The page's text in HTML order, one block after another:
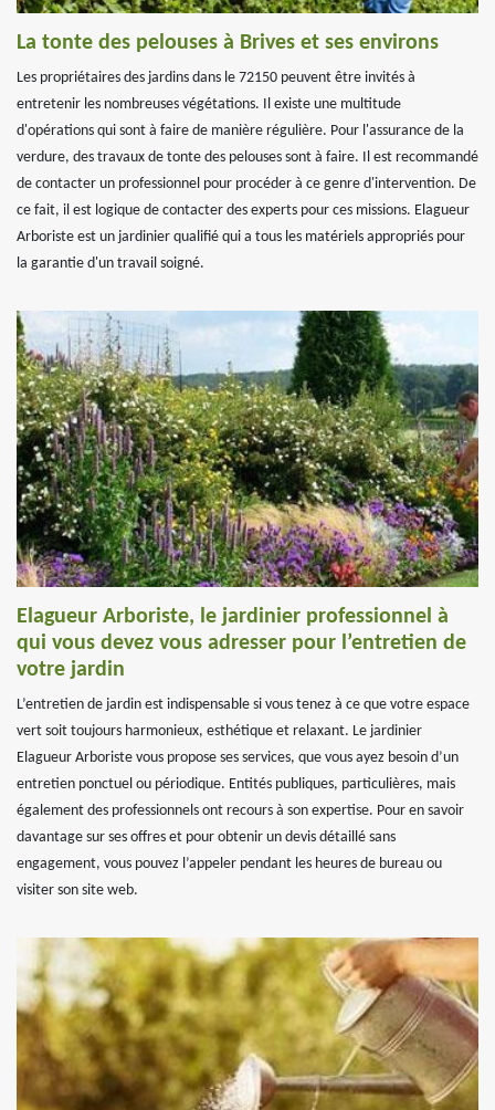
La tonte des pelouses à Brives et ses environs
Les propriétaires des jardins dans le 72150 peuvent être invités à
entretenir les nombreuses végétations. Il existe une multitude
d'opérations qui sont à faire de manière régulière. Pour l'assurance de la
verdure, des travaux de tonte des pelouses sont à faire. Il est recommandé
de contacter un professionnel pour procéder à ce genre d'intervention. De
ce fait, il est logique de contacter des experts pour ces missions. Elagueur
Arboriste est un jardinier qualifié qui a tous les matériels appropriés pour
la garantie d'un travail soigné.
Elagueur Arboriste, le jardinier professionnel à
qui vous devez vous adresser pour l’entretien de
votre jardin
L’entretien de jardin est indispensable si vous tenez à ce que votre espace
vert soit toujours harmonieux, esthétique et relaxant. Le jardinier
Elagueur Arboriste vous propose ses services, que vous ayez besoin d’un
entretien ponctuel ou périodique. Entités publiques, particulières, mais
également des professionnels ont recours à son expertise. Pour en savoir
davantage sur ses offres et pour obtenir un devis détaillé sans
engagement, vous pouvez l’appeler pendant les heures de bureau ou
visiter son site web.